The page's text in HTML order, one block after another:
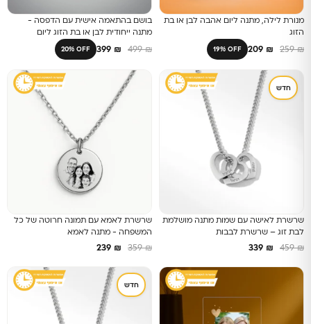
מנורת לילה, מתנה ליום אהבה לבן או בת
הזוג
₪
259
₪
19% OFF
בושם בהתאמה אישית עם הדפסה -
מתנה ייחודית לבן או בת הזוג ליום
אהבה/יום הולדת₪
499
₪
20% OFF
חדש
שרשרת לאישה עם שמות מתנה מושלמת
לבת זוג – שרשרת לבבות
₪
459
₪
שרשרת לאמא עם תמונה חרוטה של כל
המשפחה - מתנה לאמא
₪
359
₪
חדש